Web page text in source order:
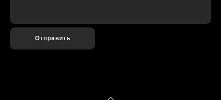
Отправить